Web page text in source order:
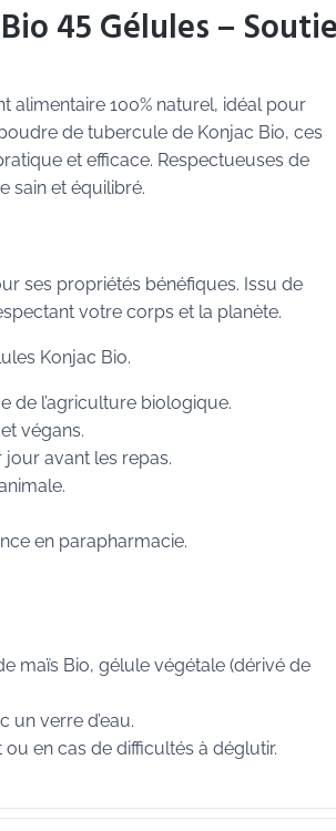
45 Gélules –
alimentaire 100% naturel, idéal pour
de tubercule de Konjac Bio, ces
et efficace. Respectueuses de
sain et équilibré.
ses propriétés bénéfiques. Issu de
votre corps et la planète.
Konjac Bio.
de l’agriculture biologique.
végans.
avant les repas.
en parapharmacie.
maïs Bio, gélule végétale (dérivé de
un verre d’eau.
ou en cas de difficultés à déglutir.